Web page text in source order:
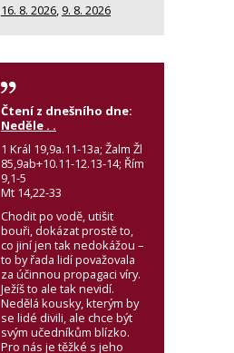
16. 8. 2026 9. 8. 2026
Čtení z dnešního dne:
Neděle . .
1 Král 19,9a.11-13a; Žalm Žl
85,9ab+10.11-12.13-14; Řím
9,1-5
Mt 14,22-33
Chodit po vodě, utišit
bouři, dokázat prostě to,
co jiní jen tak nedokážou –
to by řada lidí považovala
za účinnou propagaci víry.
Ježíš to ale tak nevidí.
Nedělá kousky, kterým by
se lidé divili, ale chce být
svým učedníkům blízko.
Pro nás je těžké s jeho